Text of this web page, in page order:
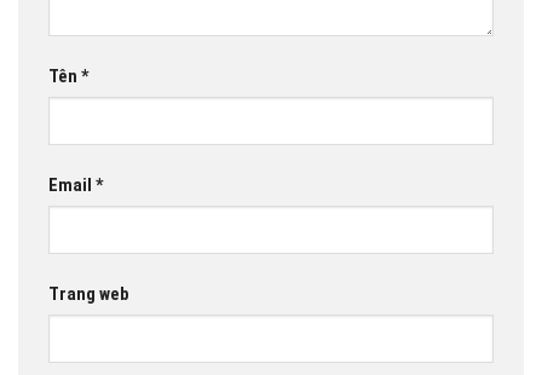
Tên *
Email *
Trang web